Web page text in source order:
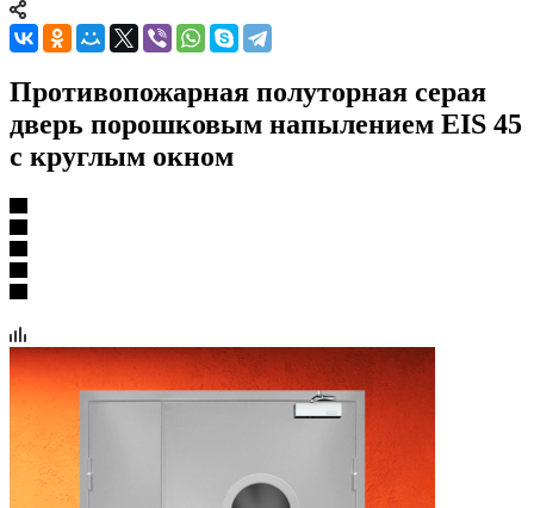
Противопожарная полуторная серая
дверь порошковым напылением EIS 45
с круглым окном